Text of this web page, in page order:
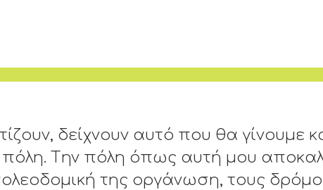
δείχνουν αυτό που θα γίνουμε
Tην πόλη όπως αυτή μου
της οργάνωση, τους